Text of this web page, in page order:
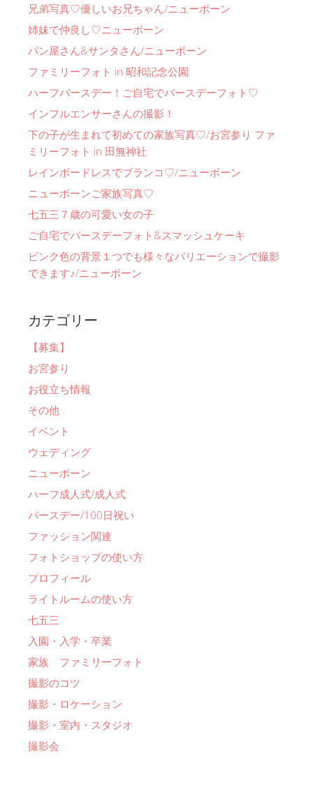
兄弟写真♡優しいお兄ちゃん/ニューボーン
姉妹で仲良し♡ニューボーン
パン屋さん&サンタさん/ニューボーン
ファミリーフォト in 昭和記念公園
ハーフバースデー！ご自宅でバースデーフォト♡
インフルエンサーさんの撮影！
下の子が生まれて初めての家族写真♡/お宮参り ファ
ミリーフォト in 田無神社
レインボードレスでブランコ♡/ニューボーン
ニューボーンご家族写真♡
七五三７歳の可愛い女の子
ご自宅でバースデーフォト&スマッシュケーキ
ピンク色の背景１つでも様々なバリエーションで撮影
できます♪/ニューボーン
カテゴリー
【募集】
お宮参り
お役立ち情報
その他
イベント
ウェディング
ニューボーン
ハーフ成人式/成人式
バースデー/100日祝い
ファッション関連
フォトショップの使い方
プロフィール
ライトルームの使い方
七五三
入園・入学・卒業
家族 ファミリーフォト
撮影のコツ
撮影・ロケーション
撮影・室内・スタジオ
撮影会